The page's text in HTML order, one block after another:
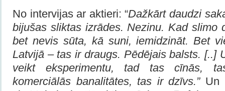
No intervijas ar aktieri: “Dažkārt daudzi
bijušas sliktas izrādes. Nezinu. Kad slimo
bet nevis sūta, kā suni, iemidzināt. Bet
Latvijā – tas ir draugs. Pēdējais balsts. [..]
veikt eksperimentu, tad tas cīnās,
komerciālās banalitātes, tas ir dzīvs.” Un